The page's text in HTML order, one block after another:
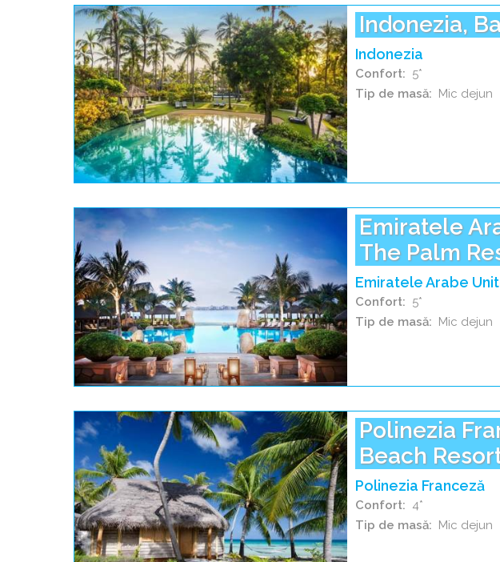
Indonezia,
Indonezia
Confort
5*
Tip de masă
Mic dejun
Emiratele
The Palm
Emiratele Arabe
Confort
5*
Tip de masă
Mic dejun
Polinezia
Beach
Polinezia Franceză
Confort
4*
Tip de masă
Mic dejun